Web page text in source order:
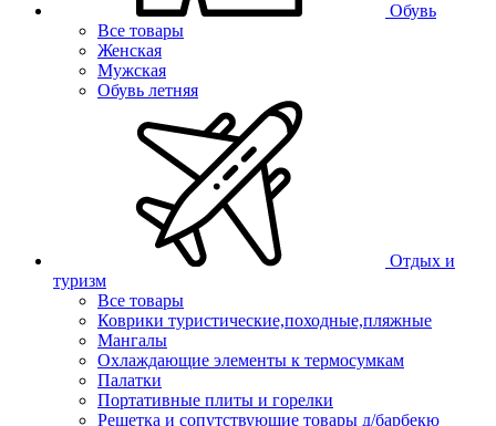
Обувь
Все товары
Женская
Мужская
Обувь летняя
Отдых и
туризм
Все товары
Коврики туристические,походные,пляжные
Мангалы
Охлаждающие элементы к термосумкам
Палатки
Портативные плиты и горелки
Решетка и сопутствующие товары д/барбекю